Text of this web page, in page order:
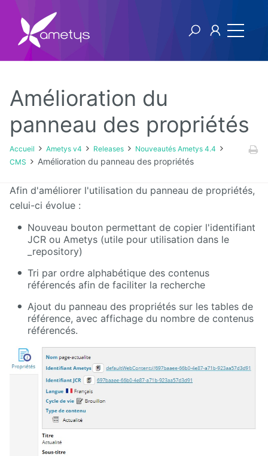
Ametys v4
Licence
utilisateur
Manuel
d'installation
et
d'exploitation
Manuel
d'administration
Manuel de
paramétrage
et
d'intégration
Manuel
mise à
jour
Releases
Amélioration du
panneau des propriétés
Accueil Ametys v4 Releases
Nouveautés Ametys 4.4
CMS
Amélioration du panneau des propriétés
Afin d'améliorer l'utilisation du panneau de propriétés,
celui-ci évolue :
Nouveau bouton permettant de copier l'identifiant
JCR ou Ametys (utile pour utilisation dans le
_repository)
Tri par ordre alphabétique des contenus
référencés afin de faciliter la recherche
Ajout du panneau des propriétés sur les tables de
référence, avec affichage du nombre de contenus
référencés.